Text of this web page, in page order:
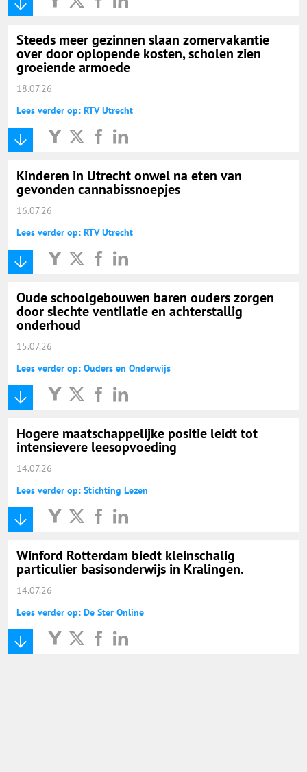
Steeds meer gezinnen slaan zomervakantie
over door oplopende kosten, scholen zien
groeiende armoede
18.07.26
Lees verder op: RTV Utrecht
Kinderen in Utrecht onwel na eten van
gevonden cannabissnoepjes
16.07.26
Lees verder op: RTV Utrecht
Oude schoolgebouwen baren ouders zorgen
door slechte ventilatie en achterstallig
onderhoud
15.07.26
Lees verder op: Ouders en Onderwijs
Hogere maatschappelijke positie leidt tot
intensievere leesopvoeding
14.07.26
Lees verder op: Stichting Lezen
Winford Rotterdam biedt kleinschalig
particulier basisonderwijs in Kralingen.
14.07.26
Lees verder op: De Ster Online